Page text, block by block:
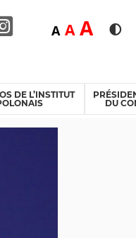
ADomyślna
AŚrednia
ADuża
DE L’INSTITUT
DU